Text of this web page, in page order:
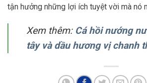
tận hưởng những lợi ích tuyệt vời mà nó
Xem thêm: Cá hồi nướng
tây và dầu hương vị chanh